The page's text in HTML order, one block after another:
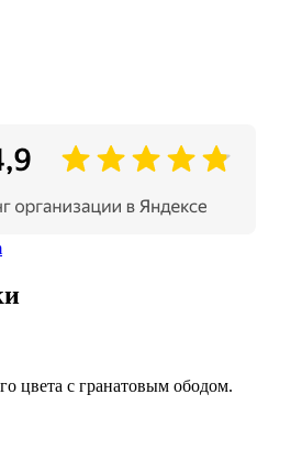
цвета с гранатовым ободом.